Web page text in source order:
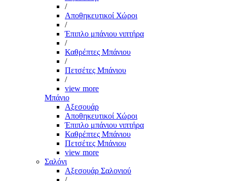
/
Αποθηκευτικοί Χώροι
/
Έπιπλο μπάνιου νιπτήρα
/
Καθρέπτες Μπάνιου
/
Πετσέτες Μπάνιου
/
view more
Μπάνιο
Αξεσουάρ
Αποθηκευτικοί Χώροι
Έπιπλο μπάνιου νιπτήρα
Καθρέπτες Μπάνιου
Πετσέτες Μπάνιου
view more
Σαλόνι
Αξεσουάρ Σαλονιού